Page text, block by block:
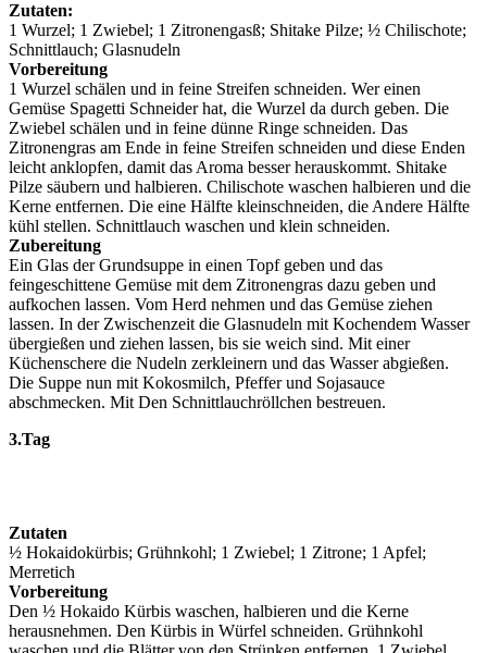
Zutaten:
1 Wurzel; 1 Zwiebel; 1 Zitronengasß; Shitake Pilze; ½ Chilischote;
Schnittlauch; Glasnudeln
Vorbereitung
1 Wurzel schälen und in feine Streifen schneiden. Wer einen
Gemüse Spagetti Schneider hat, die Wurzel da durch geben. Die
Zwiebel schälen und in feine dünne Ringe schneiden. Das
Zitronengras am Ende in feine Streifen schneiden und diese Enden
leicht anklopfen, damit das Aroma besser herauskommt. Shitake
Pilze säubern und halbieren. Chilischote waschen halbieren und die
Kerne entfernen. Die eine Hälfte kleinschneiden, die Andere Hälfte
kühl stellen. Schnittlauch waschen und klein schneiden.
Zubereitung
Ein Glas der Grundsuppe in einen Topf geben und das
feingeschittene Gemüse mit dem Zitronengras dazu geben und
aufkochen lassen. Vom Herd nehmen und das Gemüse ziehen
lassen. In der Zwischenzeit die Glasnudeln mit Kochendem Wasser
übergießen und ziehen lassen, bis sie weich sind. Mit einer
Küchenschere die Nudeln zerkleinern und das Wasser abgießen.
Die Suppe nun mit Kokosmilch, Pfeffer und Sojasauce
abschmecken. Mit Den Schnittlauchröllchen bestreuen.
3.Tag
Zutaten
½ Hokaidokürbis; Grühnkohl; 1 Zwiebel; 1 Zitrone; 1 Apfel;
Merretich
Vorbereitung
Den ½ Hokaido Kürbis waschen, halbieren und die Kerne
herausnehmen. Den Kürbis in Würfel schneiden. Grühnkohl